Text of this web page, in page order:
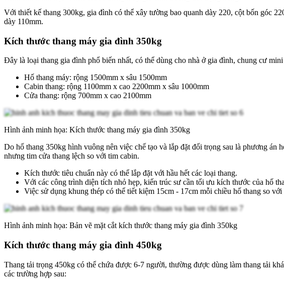
Với thiết kế thang 300kg, gia đình có thể xây tường bao quanh dày 220, cột bốn góc
dày 110mm.
Kích thước thang máy gia đình 350kg
Đây là loại thang gia đình phổ biến nhất, có thể dùng cho nhà ở gia đình, chung cư
Hố thang máy: rộng 1500mm x sâu 1500mm
Cabin thang: rộng 1100mm x cao 2200mm x sâu 1000mm
Cửa thang: rộng 700mm x cao 2100mm
Hình ảnh minh họa: Kích thước thang máy gia đình 350kg
Do hố thang 350kg hình vuông nên việc chế tạo và lắp đặt đối trọng sau là phương
nhưng tim cửa thang lệch so với tim cabin.
Kích thước tiêu chuẩn này có thể lắp đặt với hầu hết các loại thang.
Với các công trình diện tích nhỏ hẹp, kiến trúc sư cần tối ưu kích thước của hố
Việc sử dụng khung thép có thể tiết kiệm 15cm - 17cm mỗi chiều hố thang so
Hình ảnh minh họa: Bản vẽ mặt cắt kích thước thang máy gia đình 350kg
Kích thước thang máy gia đình 450kg
Thang tải trọng 450kg có thể chứa được 6-7 người, thường được dùng làm thang tải
các trường hợp sau: